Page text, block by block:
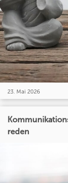
23. Mai 2026
reden